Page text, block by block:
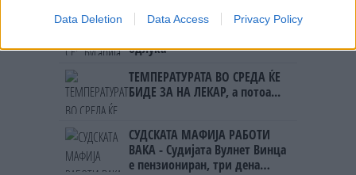
Data Deletion Data Access Privacy Policy
ПРЕДУПРЕДЕНИ СЕ: „Бугарија
одлука“
ТЕМПЕРАТУРАТА ВО СРЕДА ЌЕ
БИДЕ ЗА НА ЛЕКАР, а потоа...
СУДСКАТА МАФИЈА РАБОТИ
ВАКА - Судијата Вулнет Винца
е пензиониран, три дена